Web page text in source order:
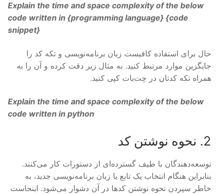
Explain the time and space complexity of the below
code written in {programming language} {code
snippet}
حال برای استفاده کافیست زبان برنامه‌نویسی و تکه کد را
جایگزین موارد مرتبط کنید. به‌ مثال زیر دقت کرده و آن را به
همراه تکه کدتان در چت‌بات کپی کنید.
Explain the time and space complexity of the below
code written in python
2. نحوه نوشتن کد
توسعه‌دهندگان با طیف گسترده‌ای از دستورات کار می‌کنند.
بنابراین هنگام انتخاب یک تابع یا زبان برنامه‌نویسی جدید، به
خاطر سپردن نحوه نوشتن کدها در آن دشوار می‌شود. اینجاست